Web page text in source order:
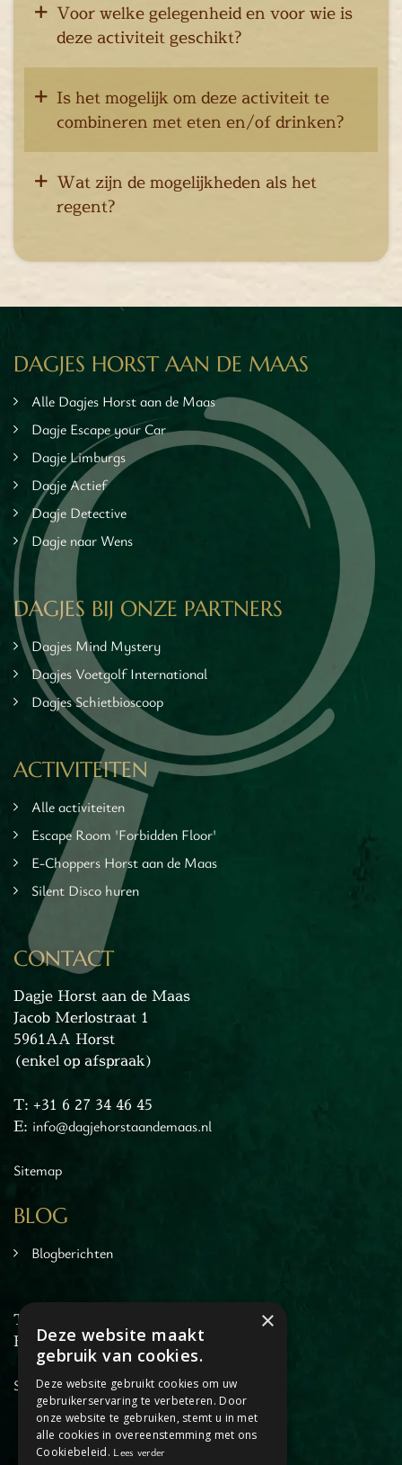
Room
verzorgd
Tours
uit
dagje
verzorgd
Tours
uit
dagje
Voor welke gelegenheid en voor wie is
deze activiteit geschikt?
Is het mogelijk om deze activiteit te
combineren met eten en/of drinken?
Wat zijn de mogelijkheden als het
regent?
DAGJES HORST AAN DE MAAS
Alle Dagjes Horst aan de Maas
Dagje Escape your Car
Dagje Limburgs
Dagje Actief
Dagje Detective
Dagje naar Wens
DAGJES BIJ ONZE PARTNERS
Dagjes Mind Mystery
Dagjes Voetgolf International
Dagjes Schietbioscoop
ACTIVITEITEN
Alle activiteiten
Escape Room 'Forbidden Floor'
E-Choppers Horst aan de Maas
Silent Disco huren
CONTACT
Dagje Horst aan de Maas
Jacob Merlostraat 1
5961AA Horst
(enkel op afspraak)
T: +31 6 27 34 46 45
E: info@dagjehorstaandemaas.nl
Sitemap
BLOG
Blogberichten
T: +31 6 27 34 46 45
E:
info@dagjehorstaandemaas.nl
Sitemap
×
Deze website maakt
gebruik van cookies.
Deze website gebruikt cookies om uw
gebruikerservaring te verbeteren. Door
onze website te gebruiken, stemt u in met
alle cookies in overeenstemming met ons
Cookiebeleid. Lees verder